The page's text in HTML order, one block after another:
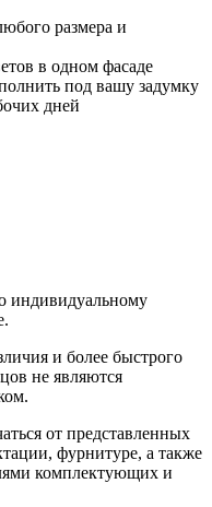
размера и
в одном фасаде
под вашу задумку
дней
индивидуальному
и более быстрого
не являются
от представленных
фурнитуре, а также
комплектующих и